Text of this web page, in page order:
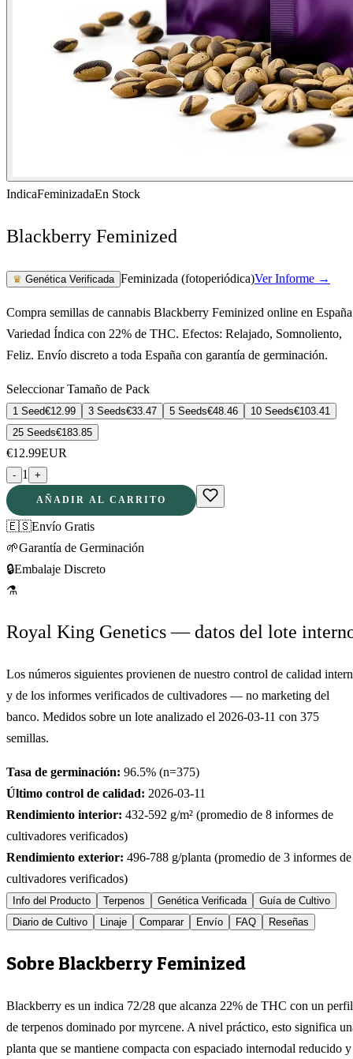
IndicaFeminizadaEn Stock
Blackberry Feminized
♛ Genética Verificada Feminizada (fotoperiódica)Ver Informe →
Compra semillas de cannabis Blackberry Feminized online en
Variedad Índica con 22% de THC. Efectos: Relajado, Somnoliento,
Feliz. Envío discreto a toda España con garantía de germinación.
Seleccionar Tamaño de Pack
1 Seed€12.99 3 Seeds€33.47 5 Seeds€48.46 10 Seeds€103.41
25 Seeds€183.85
€12.99EUR
- 1 +
AÑADIR AL CARRITO
🇪🇸Envío Gratis
🌱Garantía de Germinación
🔒Embalaje Discreto
⚗
Royal King Genetics — datos del lote
Los números siguientes provienen de nuestro control de calidad
y de los informes verificados de cultivadores — no marketing del
banco. Medidos sobre un lote analizado el 2026-03-11 con 375
semillas.
Tasa de germinación: 96.5% (n=375)
Último control de calidad: 2026-03-11
Rendimiento interior: 432-592 g/m² (promedio de 8 informes de
cultivadores verificados)
Rendimiento exterior: 496-788 g/planta (promedio de 3 informes de
cultivadores verificados)
Info del Producto Terpenos Genética Verificada
Guía de Cultivo
Diario de Cultivo
Linaje Comparar Envío FAQ Reseñas
Sobre Blackberry Feminized
Blackberry es un indica 72/28 que alcanza 22% de THC con un perfil
de terpenos dominado por myrcene. A nivel práctico, esto significa
planta que se mantiene compacta con espaciado internodal reducido y